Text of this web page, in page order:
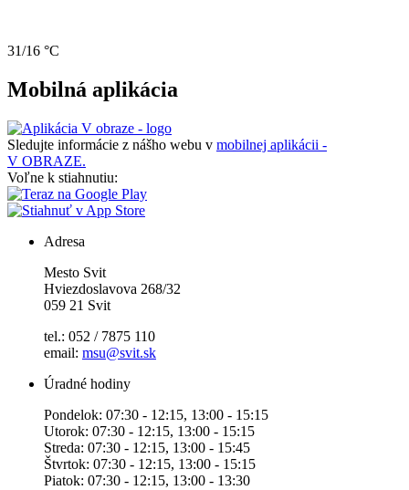
31/16 °C
Mobilná aplikácia
Sledujte informácie z nášho webu v mobilnej aplikácii -
V OBRAZE.
Voľne k stiahnutiu:
Adresa
Mesto Svit
Hviezdoslavova 268/32
059 21 Svit
tel.: 052 / 7875 110
email: msu@svit.sk
Úradné hodiny
Pondelok: 07:30 - 12:15, 13:00 - 15:15
Utorok: 07:30 - 12:15, 13:00 - 15:15
Streda: 07:30 - 12:15, 13:00 - 15:45
Štvrtok: 07:30 - 12:15, 13:00 - 15:15
Piatok: 07:30 - 12:15, 13:00 - 13:30